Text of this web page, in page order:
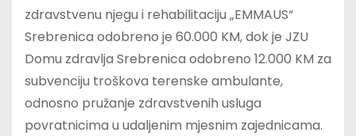
zdravstvenu njegu i rehabilitaciju „EMMAUS“
Srebrenica odobreno je 60.000 KM, dok je JZU
Domu zdravlja Srebrenica odobreno 12.000 KM za
subvenciju troškova terenske ambulante,
odnosno pružanje zdravstvenih usluga
povratnicima u udaljenim mjesnim zajednicama.